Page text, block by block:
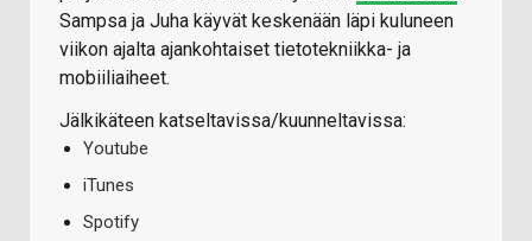
Sampsa ja Juha käyvät keskenään läpi kuluneen
viikon ajalta ajankohtaiset tietotekniikka- ja
mobiiliaiheet.
Jälkikäteen katseltavissa/kuunneltavissa:
Youtube
iTunes
Spotify